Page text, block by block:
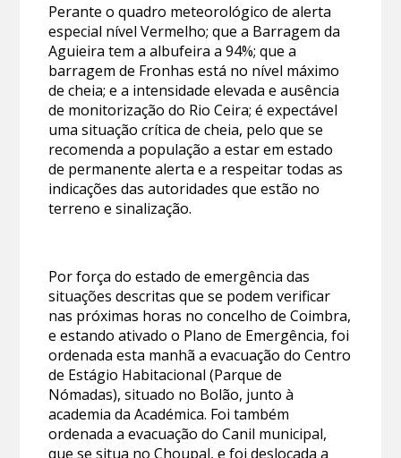
Perante o quadro meteorológico de alerta
especial nível Vermelho; que a Barragem da
Aguieira tem a albufeira a 94%; que a
barragem de Fronhas está no nível máximo
de cheia; e a intensidade elevada e ausência
de monitorização do Rio Ceira; é expectável
uma situação crítica de cheia, pelo que se
recomenda a população a estar em estado
de permanente alerta e a respeitar todas as
indicações das autoridades que estão no
terreno e sinalização.
Por força do estado de emergência das
situações descritas que se podem verificar
nas próximas horas no concelho de Coimbra,
e estando ativado o Plano de Emergência, foi
ordenada esta manhã a evacuação do Centro
de Estágio Habitacional (Parque de
Nómadas), situado no Bolão, junto à
academia da Académica. Foi também
ordenada a evacuação do Canil municipal,
que se situa no Choupal, e foi deslocada a